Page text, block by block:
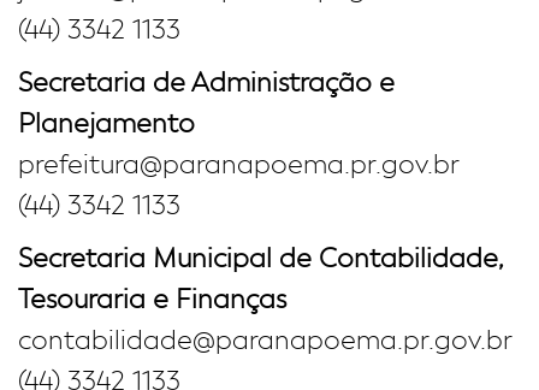
(44) 3342 1133
Secretaria de Administração e
Planejamento
prefeitura@paranapoema.pr.gov.br
(44) 3342 1133
Secretaria Municipal de Contabilidade,
Tesouraria e Finanças
contabilidade@paranapoema.pr.gov.br
(44) 3342 1133